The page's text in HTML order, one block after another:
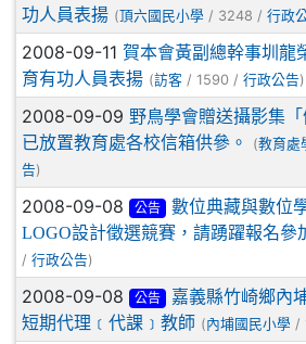
功人員表揚 (頂六國民小學 / 3248 / 行政
2008-09-11 賀本會黃副總幹事圳龍
育有功人員表揚 (訪客 / 1590 / 行政公告)
2008-09-09 野鳥學會贈送攝影集
已放置教育處各校信箱供參。
(教育處
告)
2008-09-08 公告
數位典藏與數位
LOGO設計徵選競賽，請踴躍報名參
/ 行政公告)
2008-09-08 公告
嘉義縣竹崎鄉內
短期代理﹝代課﹞教師 (內埔國民小學 /